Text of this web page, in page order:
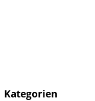
Kategorien